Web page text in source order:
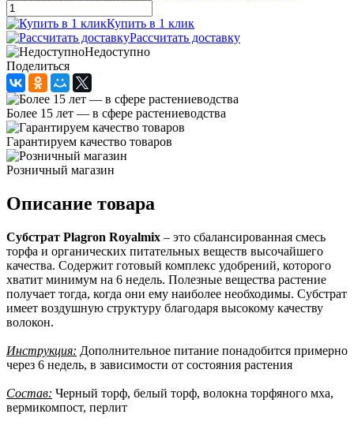
Купить в 1 клик
Рассчитать доставку
Недоступно
Поделиться
Более 15 лет — в сфере растениеводства
Гарантируем качество товаров
Розничный магазин
Описание товара
Субстрат Plagron Royalmix – это сбалансированная смесь
торфа и органических питательных веществ высочайшего
качества. Содержит готовый комплекс удобрений, которого
хватит минимум на 6 недель. Полезные вещества растение
получает тогда, когда они ему наиболее необходимы. Субстрат
имеет воздушную структуру благодаря высокому качеству
волокон.
Инструкция: Дополнительное питание понадобится примерно
через 6 недель, в зависимости от состояния растения
Состав: Черный торф, белый торф, волокна торфяного мха,
вермикомпост, перлит